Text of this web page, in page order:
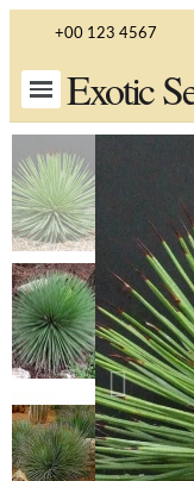
+00 123 4567
Exotic